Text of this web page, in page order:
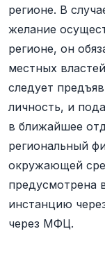
регионе. В
желание
регионе, он
местных
следует
личность, и
в ближайшее
региональный
окружающей
предусмотрена
инстанцию
через МФЦ.